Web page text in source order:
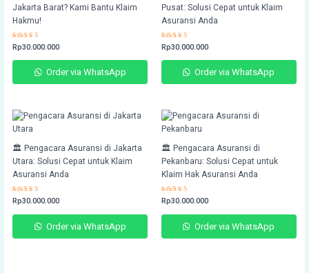
Jakarta Barat? Kami Bantu Klaim
Hakmu!
Rated
4.77
out of 5
Rp30.000.000
Order via WhatsApp
Pusat: Solusi Cepat untuk Klaim
Asuransi Anda
Rated
4.73
out of 5
Rp30.000.000
Order via WhatsApp
🏛️ Pengacara Asuransi di Jakarta
Utara: Solusi Cepat untuk Klaim
Asuransi Anda
Rated
4.73
out of 5
Rp30.000.000
Order via WhatsApp
🏛️ Pengacara Asuransi di
Pekanbaru: Solusi Cepat untuk
Klaim Hak Asuransi Anda
Rated
4.72
out of 5
Rp30.000.000
Order via WhatsApp